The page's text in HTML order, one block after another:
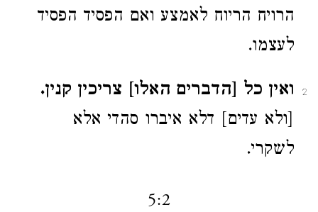
הרויח הריוח לאמצע ואם הפסיד הפסיד
לעצמו.
2
ואין כל [הדברים האלו] צריכין קנין.
[ולא עדים] דלא איברו סהדי אלא
לשקרי.
5:2